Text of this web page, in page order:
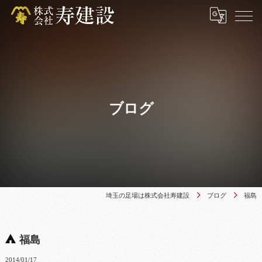
ブログ
埼玉の足場は株式会社寿建設 ブログ 福島
福島
2014/01/17